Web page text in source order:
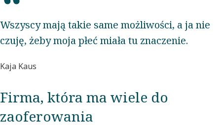
Wszyscy mają takie same możliwości, a ja nie
czuję, żeby moja płeć miała tu znaczenie.
Kaja Kaus
Firma, która ma wiele do
zaoferowania